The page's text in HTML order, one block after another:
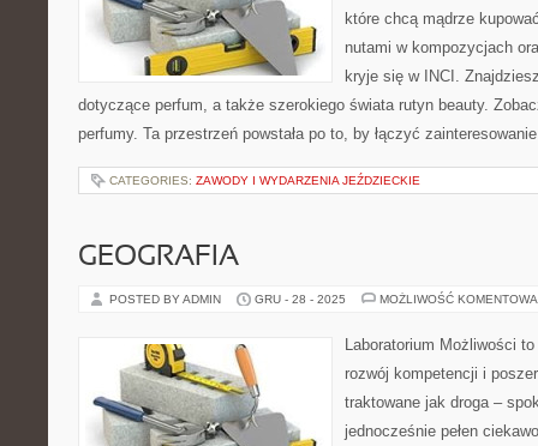
które chcą mądrze
nutami w kompozycjach
kryje się w INCI.
dotyczące perfum, a także szerokiego świata rutyn beauty.
perfumy. Ta przestrzeń powstała po to, by łączyć
CATEGORIES: ZAWODY I WYDARZENIA JEŹDZIECKIE
GEOGRAFIA
POSTED BY ADMIN GRU - 28 - 2025 MOŻLIWOŚĆ
Laboratorium Możliwości
rozwój kompetencji i
traktowane jak droga –
jednocześnie pełen